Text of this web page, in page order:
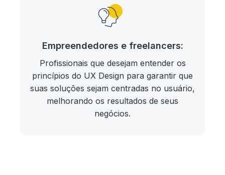
Empreendedores e freelancers:
Profissionais que desejam entender os
princípios do UX Design para garantir que
suas soluções sejam centradas no usuário,
melhorando os resultados de seus
negócios.